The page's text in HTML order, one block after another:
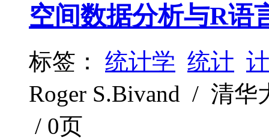
空间数据分析与R语
标签： 统计学 统计
Roger S.Bivand / 清华
/ 0页